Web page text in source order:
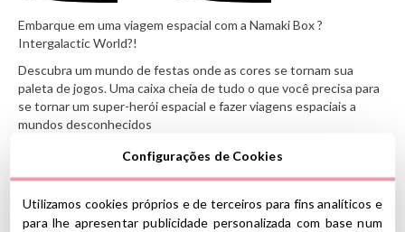
Embarque em uma viagem espacial com a Namaki Box ?
Intergalactic World?!
Descubra um mundo de festas onde as cores se tornam sua
paleta de jogos. Uma caixa cheia de tudo o que você precisa para
se tornar um super-herói espacial e fazer viagens espaciais a
mundos desconhecidos
1 kit de maquiagem de 3 cores: azul/branco/prata
1 caneta de pintura facial laranja Jumbo
Configurações de Cookies
Utilizamos cookies próprios e de terceiros para fins analíticos e
para lhe apresentar publicidade personalizada com base num